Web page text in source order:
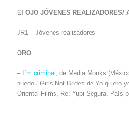
El OJO JÓVENES REALIZADORES/
JR1 – Jóvenes realizadores
ORO
– I´m criminal , de Media.Monks
puedo / Girls Not Brides de Yo quiero
Oriental Films, Re: Yupi Segura. País